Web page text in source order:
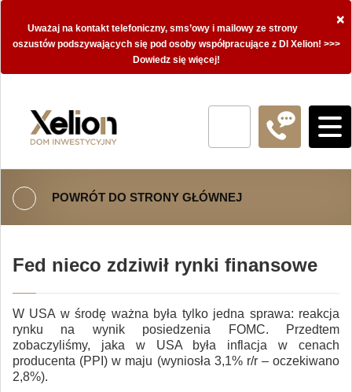
×
Uważaj na kontakt telefoniczny, sms’owy i mailowy ze strony
oszustów podszywających się pod osoby współpracujące z DI Xelion! >>>
Dowiedz się więcej!
POWRÓT DO STRONY GŁÓWNEJ
Fed nieco zdziwił rynki finansowe
W USA w środę ważna była tylko jedna sprawa: reakcja
rynku na wynik posiedzenia FOMC. Przedtem
zobaczyliśmy, jaka w USA była inflacja w cenach
producenta (PPI) w maju (wyniosła 3,1% r/r – oczekiwano
2,8%).